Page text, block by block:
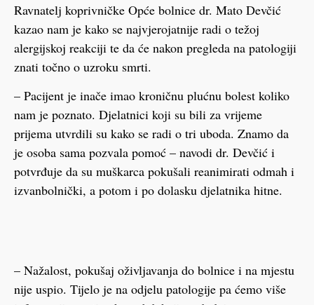
Ravnatelj koprivničke Opće bolnice dr. Mato Devčić
kazao nam je kako se najvjerojatnije radi o težoj
alergijskoj reakciji te da će nakon pregleda na patologiji
znati točno o uzroku smrti.
– Pacijent je inače imao kroničnu plućnu bolest koliko
nam je poznato. Djelatnici koji su bili za vrijeme
prijema utvrdili su kako se radi o tri uboda. Znamo da
je osoba sama pozvala pomoć – navodi dr. Devčić i
potvrđuje da su muškarca pokušali reanimirati odmah i
izvanbolnički, a potom i po dolasku djelatnika hitne.
– Nažalost, pokušaj oživljavanja do bolnice i na mjestu
nije uspio. Tijelo je na odjelu patologije pa ćemo više